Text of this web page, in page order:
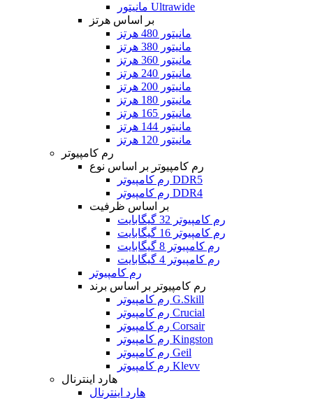
مانیتور Ultrawide
بر اساس هرتز
مانیتور 480 هرتز
مانیتور 380 هرتز
مانیتور 360 هرتز
مانیتور 240 هرتز
مانیتور 200 هرتز
مانیتور 180 هرتز
مانیتور 165 هرتز
مانیتور 144 هرتز
مانیتور 120 هرتز
رم کامپیوتر
رم کامپیوتر بر اساس نوع
رم کامپیوتر DDR5
رم کامپیوتر DDR4
بر اساس ظرفیت
رم کامپیوتر 32 گیگابایت
رم کامپیوتر 16 گیگابایت
رم کامپیوتر 8 گیگابایت
رم کامپیوتر 4 گیگابایت
رم کامپیوتر
رم کامپیوتر بر اساس برند
رم کامپیوتر G.Skill
رم کامپیوتر Crucial
رم کامپیوتر Corsair
رم کامپیوتر Kingston
رم کامپیوتر Geil
رم کامپیوتر Klevv
هارد اینترنال
هارد اینترنال